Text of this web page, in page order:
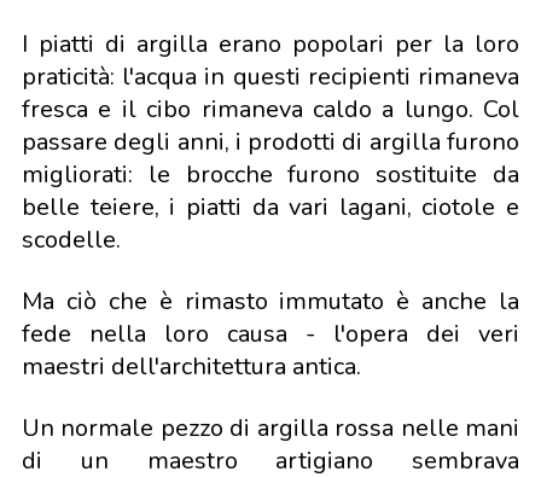
I piatti di argilla erano popolari per la loro
praticità: l'acqua in questi recipienti rimaneva
fresca e il cibo rimaneva caldo a lungo. Col
passare degli anni, i prodotti di argilla furono
migliorati: le brocche furono sostituite da
belle teiere, i piatti da vari lagani, ciotole e
scodelle.
Ma ciò che è rimasto immutato è anche la
fede nella loro causa - l'opera dei veri
maestri dell'architettura antica.
Un normale pezzo di argilla rossa nelle mani
di un maestro artigiano sembrava